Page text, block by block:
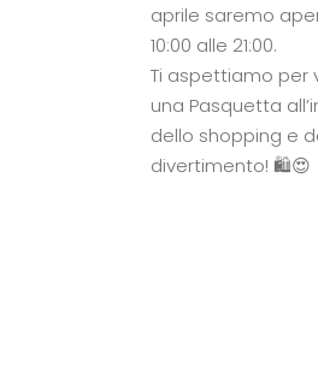
aprile saremo
10:00 alle 21:00.
Ti aspettiamo per
una Pasquetta
dello shopping e
divertimento! 🛍️😍